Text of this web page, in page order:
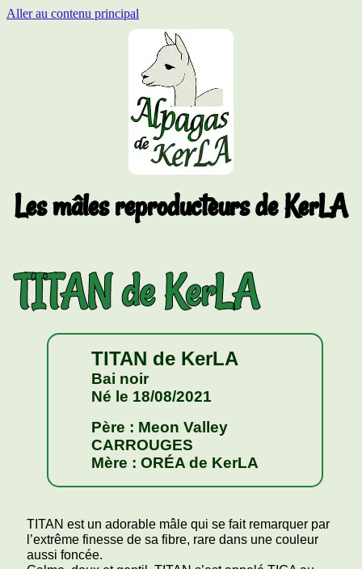
Aller au contenu principal
Les mâles reproducteurs de KerLA
TITAN de KerLA
TITAN de KerLA
Bai noir
Né le 18/08/2021
Père : Meon Valley
CARROUGES
Mère : ORÉA de KerLA
TITAN est un adorable mâle qui se fait remarquer par
l’extrême finesse de sa fibre, rare dans une couleur
aussi foncée.